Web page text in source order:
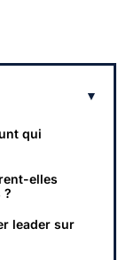
qui
elles
?
leader sur